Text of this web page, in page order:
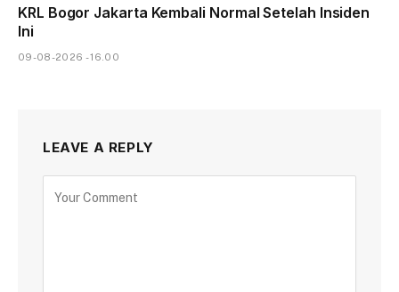
KRL Bogor Jakarta Kembali Normal Setelah Insiden
Ini
09-08-2026 - 16.00
LEAVE A REPLY